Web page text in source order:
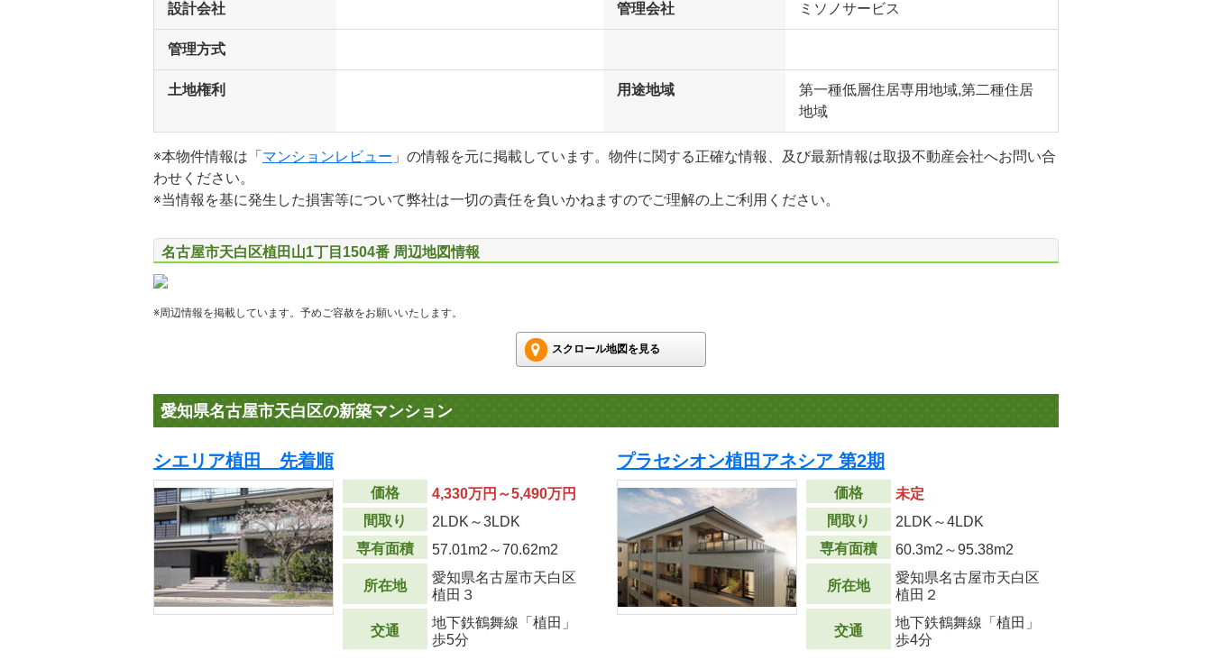
設計会社 管理会社 ミソノサービス
管理方式
土地権利 用途地域
第一種低層住居専用地域,第二種住居
地域
※本物件情報は「 マンションレビュー 」の情報を元に掲載しています。物件に関する正確な情報、及び最新情報は取扱不動産会社へお問い合
わせください。
※当情報を基に発生した損害等について弊社は一切の責任を負いかねますのでご理解の上ご利用ください。
名古屋市天白区植田山1丁目1504番 周辺地図情報
※周辺情報を掲載しています。予めご容赦をお願いいたします。
スクロール地図を見る
愛知県名古屋市天白区の新築マンション
シエリア植田 先着順
価格
4,330万円～5,490万円
間取り
2LDK～3LDK
専有面積
57.01m2 ～70.62m2
所在地
愛知県名古屋市天白区
植田３
交通
地下鉄鶴舞線「植田」
歩5分
プラセシオン植田アネシア 第2期
価格
未定
間取り
2LDK～4LDK
専有面積
60.3m2 ～95.38m2
所在地
愛知県名古屋市天白区
植田２
交通
地下鉄鶴舞線「植田」
歩4分